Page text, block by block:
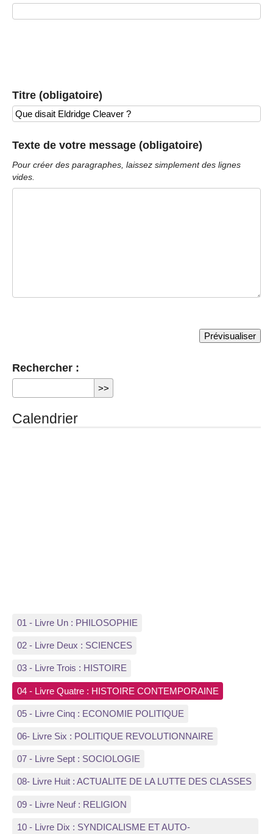
Titre (obligatoire)
Texte de votre message (obligatoire)
Pour créer des paragraphes, laissez simplement des lignes
vides.
Rechercher :
Calendrier
01 - Livre Un : PHILOSOPHIE
02 - Livre Deux : SCIENCES
03 - Livre Trois : HISTOIRE
04 - Livre Quatre : HISTOIRE CONTEMPORAINE
05 - Livre Cinq : ECONOMIE POLITIQUE
06- Livre Six : POLITIQUE REVOLUTIONNAIRE
07 - Livre Sept : SOCIOLOGIE
08- Livre Huit : ACTUALITE DE LA LUTTE DES CLASSES
09 - Livre Neuf : RELIGION
10 - Livre Dix : SYNDICALISME ET AUTO-